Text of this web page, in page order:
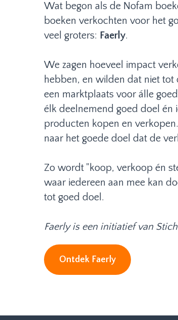
Wat begon als de Nofam
boeken verkochten voor het
veel groters: Faerly.
We zagen hoeveel impact
hebben, en wilden dat niet tot
een marktplaats voor álle
élk deelnemend goed doel én
producten kopen en
naar het goede doel dat de
Zo wordt "koop, verkoop én
waar iedereen aan mee kan
tot goed doel.
Faerly is een initiatief van
Ontdek Faerly